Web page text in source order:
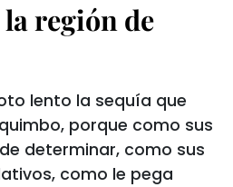
región de
lento la sequía que
porque como sus
determinar, como sus
como le pega